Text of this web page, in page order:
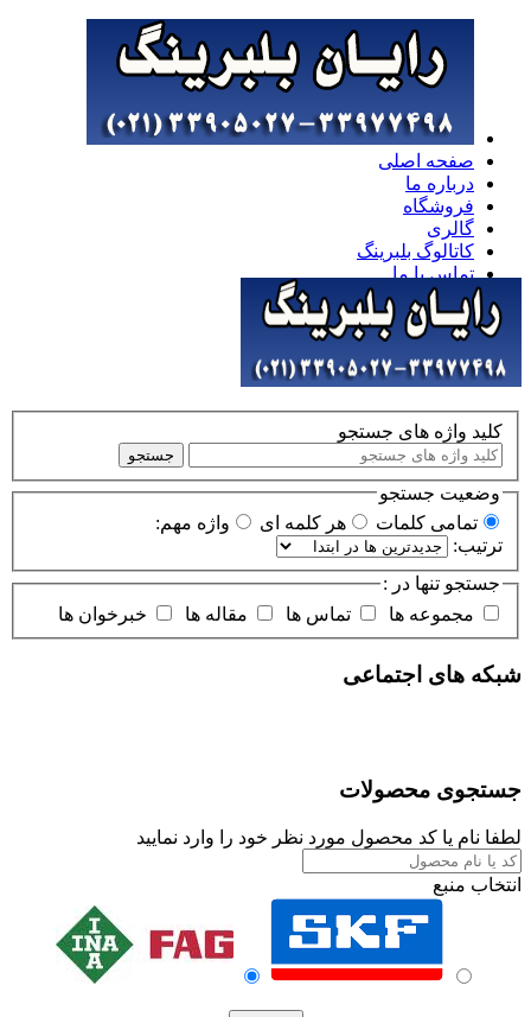
صفحه اصلی
درباره ما
فروشگاه
گالری
کاتالوگ بلبرینگ
تماس با ما
خدمات
برندها
کلید واژه های جستجو
جستجو
وضعیت جستجو
تمامی کلمات
هر کلمه ای
واژه مهم:
ترتیب:
جستجو تنها در :
شبکه های اجتماعی
جستجوی محصولات
لطفا نام یا کد محصول مورد نظر خود را وارد نمایید
انتخاب منبع